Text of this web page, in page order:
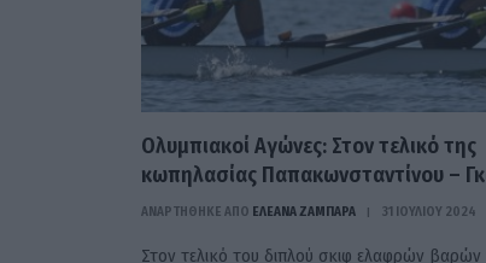
Ολυμπιακοί Αγώνες: Στον τελικό της
κωπηλασίας Παπακωνσταντίνου –
ΑΝΑΡΤΗΘΗΚΕ ΑΠΟ ΕΛΕΑΝΑ ΖΑΜΠΑΡΑ 31 ΙΟΥΛΊΟΥ 2024
Στον τελικό του διπλού σκιφ ελαφρών